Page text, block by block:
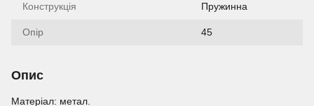
Конструкція Пружинна
Опір 45
Опис
Матеріал: метал.